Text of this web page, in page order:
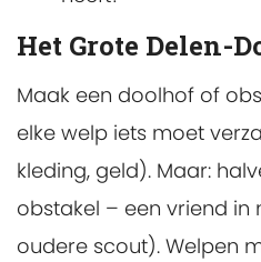
Het Grote Delen-
Maak een doolhof of
elke welp iets moet
kleding, geld). Maar:
obstakel – een vriend
oudere scout). Welpen